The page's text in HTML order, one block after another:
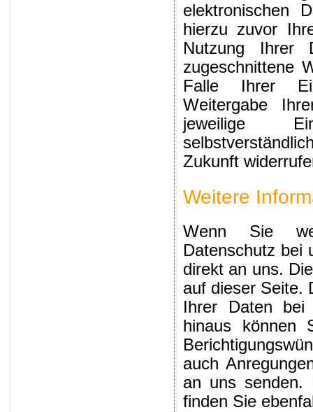
elektronischen
hierzu zuvor
Nutzung Ihrer
zugeschnittene
Falle Ihrer
Weitergabe
jeweilige
Zukunft
Weitere
Wenn Sie
Datenschutz bei
direkt an uns.
auf dieser Seite.
Ihrer Daten
hinaus können
auch
an uns senden.
finden Sie